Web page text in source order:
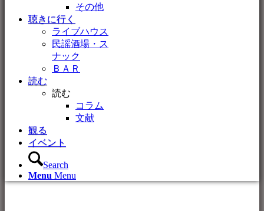
その他
聴きに行く
ライブハウス
民謡酒場・ス
ナック
ＢＡＲ
読む
読む
コラム
文献
観る
イベント
Search
Menu Menu